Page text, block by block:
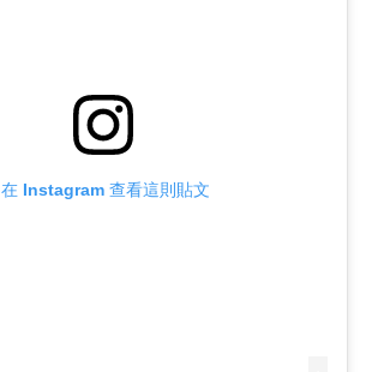
在 Instagram 查看這則貼文